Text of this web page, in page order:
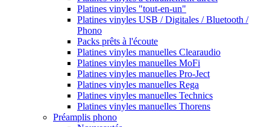
Platines vinyles "tout-en-un"
Platines vinyles USB / Digitales / Bluetooth /
Phono
Packs prêts à l'écoute
Platines vinyles manuelles Clearaudio
Platines vinyles manuelles MoFi
Platines vinyles manuelles Pro-Ject
Platines vinyles manuelles Rega
Platines vinyles manuelles Technics
Platines vinyles manuelles Thorens
Préamplis phono